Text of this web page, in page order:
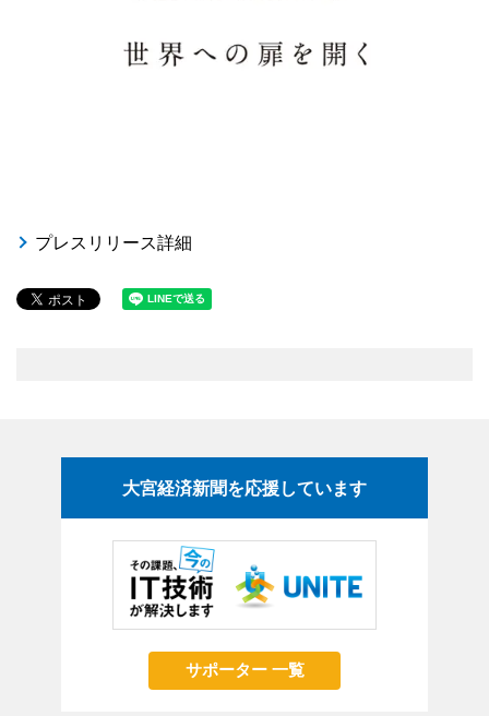
プレスリリース詳細
大宮経済新聞を応援しています
サポーター 一覧